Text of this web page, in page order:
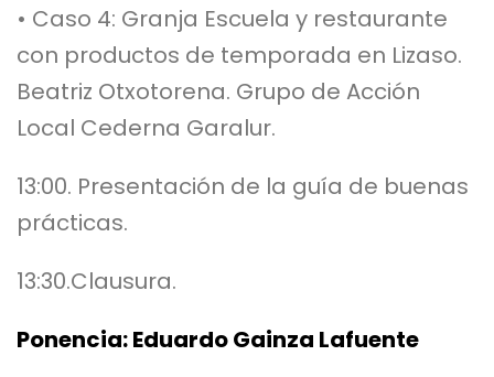
• Caso 4: Granja Escuela y restaurante
con productos de temporada en Lizaso.
Beatriz Otxotorena. Grupo de Acción
Local Cederna Garalur.
13:00. Presentación de la guía de buenas
prácticas.
13:30.Clausura.
Ponencia: Eduardo Gainza Lafuente